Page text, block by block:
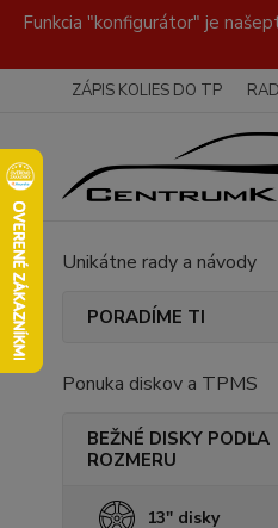
Funkcia "konfigurátor" je
ZÁPIS KOLIES DO TP
Unikátne rady a návody
PORADÍME TI
Ponuka diskov a TPMS
BEŽNÉ DISKY PODĽA
ROZMERU
13" disky